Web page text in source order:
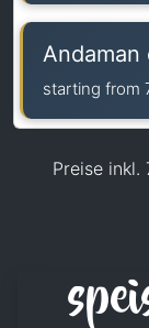
Andaman
starting from
Preise inkl.